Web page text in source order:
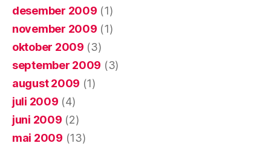
desember 2009 (1)
november 2009 (1)
oktober 2009 (3)
september 2009 (3)
august 2009 (1)
juli 2009 (4)
juni 2009 (2)
mai 2009 (13)